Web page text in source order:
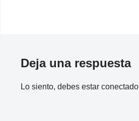
Deja una respuesta
Lo siento, debes estar conectado